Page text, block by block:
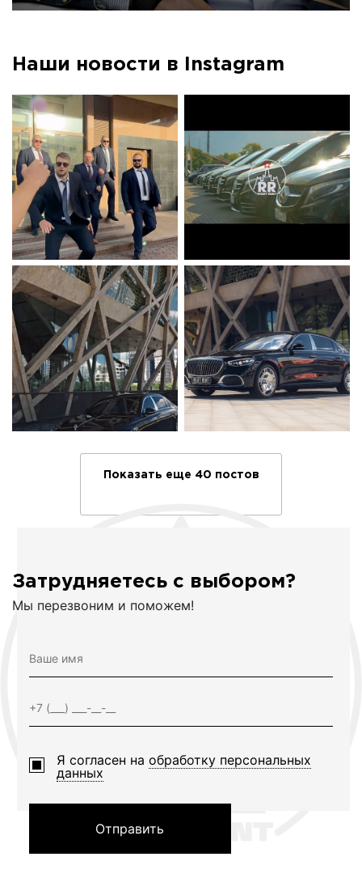
Наши новости в Instagram
Показать еще 40 постов
Затрудняетесь с выбором?
Мы перезвоним и поможем!
Я согласен на обработку персональных
данных
Отправить